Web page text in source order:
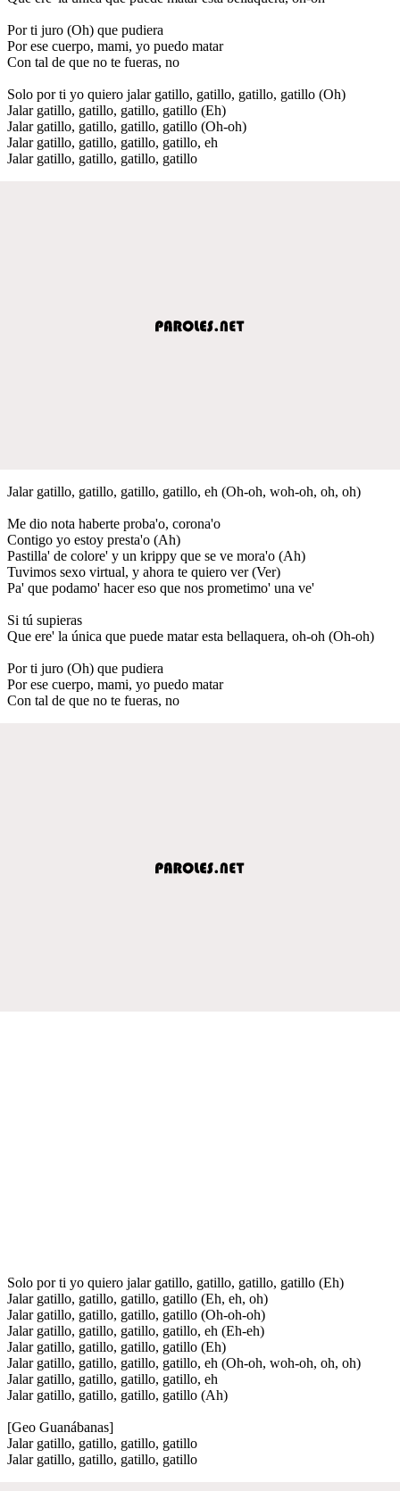
Por ti juro (Oh) que pudiera
Por ese cuerpo, mami, yo puedo matar
Con tal de que no te fueras, no
Solo por ti yo quiero jalar gatillo, gatillo, gatillo, gatillo (Oh)
Jalar gatillo, gatillo, gatillo, gatillo (Eh)
Jalar gatillo, gatillo, gatillo, gatillo (Oh-oh)
Jalar gatillo, gatillo, gatillo, gatillo, eh
Jalar gatillo, gatillo, gatillo, gatillo
Jalar gatillo, gatillo, gatillo, gatillo, eh (Oh-oh, woh-oh, oh, oh)
Me dio nota haberte proba'o, corona'o
Contigo yo estoy presta'o (Ah)
Pastilla' de colore' y un krippy que se ve mora'o (Ah)
Tuvimos sexo virtual, y ahora te quiero ver (Ver)
Pa' que podamo' hacer eso que nos prometimo' una ve'
Si tú supieras
Que ere' la única que puede matar esta bellaquera, oh-oh (Oh-oh)
Por ti juro (Oh) que pudiera
Por ese cuerpo, mami, yo puedo matar
Con tal de que no te fueras, no
Solo por ti yo quiero jalar gatillo, gatillo, gatillo, gatillo (Eh)
Jalar gatillo, gatillo, gatillo, gatillo (Eh, eh, oh)
Jalar gatillo, gatillo, gatillo, gatillo (Oh-oh-oh)
Jalar gatillo, gatillo, gatillo, gatillo, eh (Eh-eh)
Jalar gatillo, gatillo, gatillo, gatillo (Eh)
Jalar gatillo, gatillo, gatillo, gatillo, eh (Oh-oh, woh-oh, oh, oh)
Jalar gatillo, gatillo, gatillo, gatillo, eh
Jalar gatillo, gatillo, gatillo, gatillo (Ah)
[Geo Guanábanas]
Jalar gatillo, gatillo, gatillo, gatillo
Jalar gatillo, gatillo, gatillo, gatillo